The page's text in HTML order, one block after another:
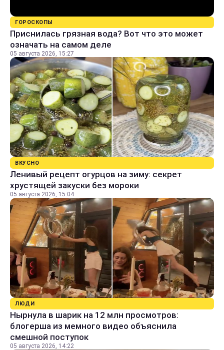
ГОРОСКОПЫ
Приснилась грязная вода? Вот что это может
означать на самом деле
05 августа 2026, 15:27
ВКУСНО
Ленивый рецепт огурцов на зиму: секрет
хрустящей закуски без мороки
05 августа 2026, 15:04
ЛЮДИ
Нырнула в шарик на 12 млн просмотров:
блогерша из мемного видео объяснила
смешной поступок
05 августа 2026, 14:22